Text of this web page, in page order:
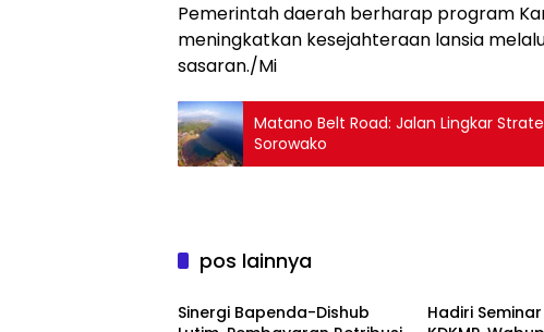
Pemerintah daerah berharap program
meningkatkan kesejahteraan lansia
sasaran./Mi
Matano Belt Road: Jalan Lingkar
Sorowako
pos lainnya
Ekonomi
Sinergi Bapenda-Dishub
Hadiri